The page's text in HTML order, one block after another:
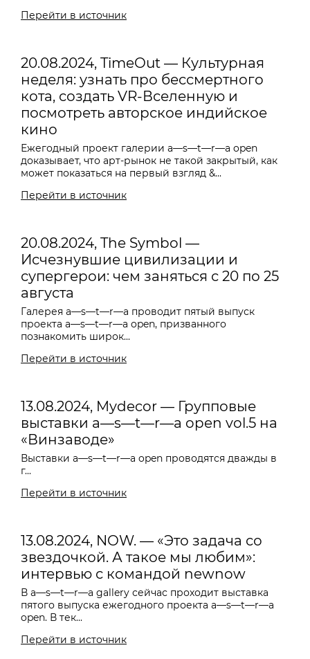
Перейти в источник
20.08.2024, TimeOut — Культурная
неделя: узнать про бессмертного
кота, создать VR-Вселенную и
посмотреть авторское индийское
кино
Ежегодный проект галерии a—s—t—r—a open
доказывает, что арт-рынок не такой закрытый, как
может показаться на первый взгляд &...
Перейти в источник
20.08.2024, The Symbol —
Исчезнувшие цивилизации и
супергерои: чем заняться с 20 по 25
августа
Галерея a—s—t—r—a проводит пятый выпуск
проекта a—s—t—r—a open, призванного
познакомить широк...
Перейти в источник
13.08.2024, Mydecor — Групповые
выставки a—s—t—r—a open vol.5 на
«Винзаводе»
Выставки a—s—t—r—a open проводятся дважды в
г...
Перейти в источник
13.08.2024, NOW. — «Это задача со
звездочкой. А такое мы любим»:
интервью с командой newnow
В a—s—t—r—a gallery сейчас проходит выставка
пятого выпуска ежегодного проекта a—s—t—r—a
open. В тек...
Перейти в источник